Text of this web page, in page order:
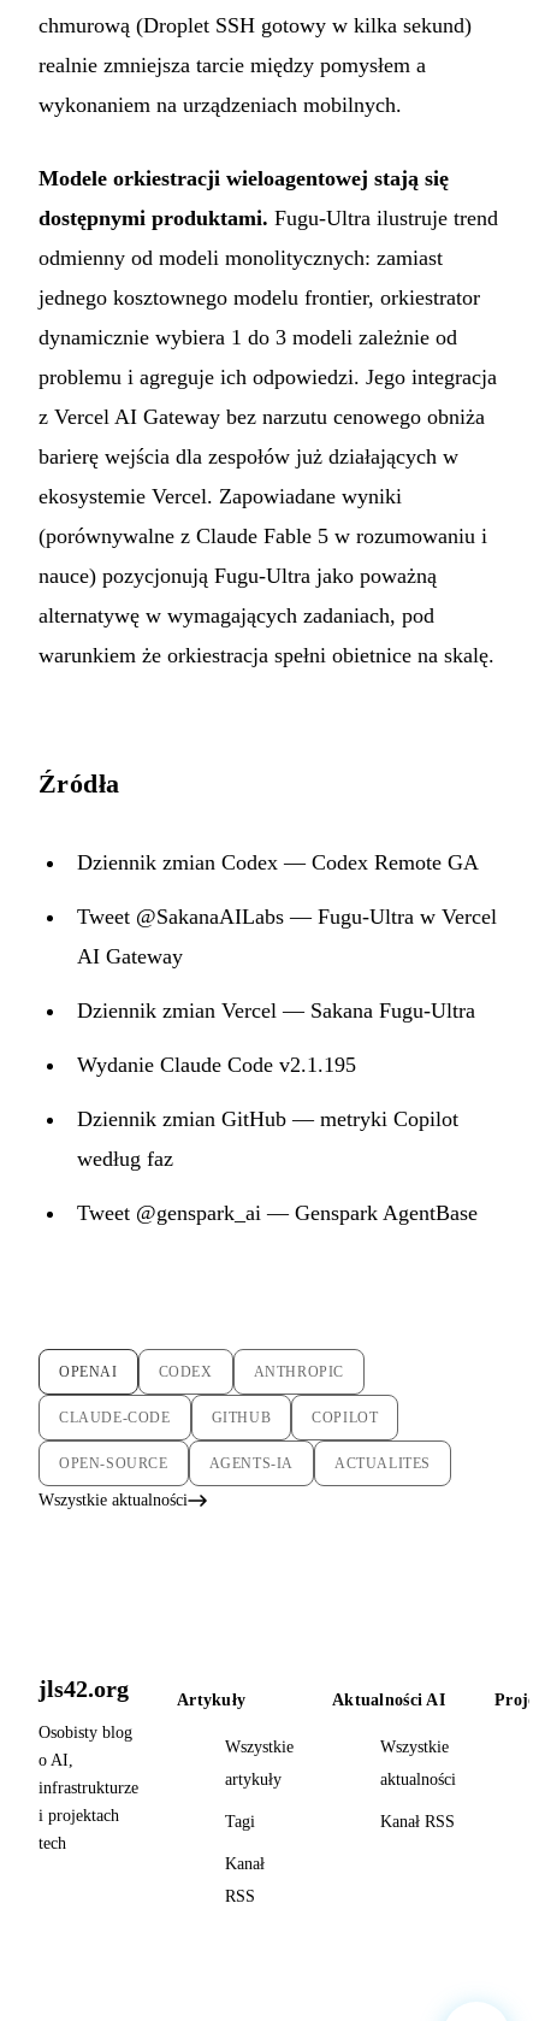
chmurową (Droplet SSH gotowy w kilka sekund)
realnie zmniejsza tarcie między pomysłem a
wykonaniem na urządzeniach mobilnych.
Modele orkiestracji wieloagentowej stają się
dostępnymi produktami. Fugu-Ultra ilustruje trend
odmienny od modeli monolitycznych: zamiast
jednego kosztownego modelu frontier, orkiestrator
dynamicznie wybiera 1 do 3 modeli zależnie od
problemu i agreguje ich odpowiedzi. Jego integracja
z Vercel AI Gateway bez narzutu cenowego obniża
barierę wejścia dla zespołów już działających w
ekosystemie Vercel. Zapowiadane wyniki
(porównywalne z Claude Fable 5 w rozumowaniu i
nauce) pozycjonują Fugu-Ultra jako poważną
alternatywę w wymagających zadaniach, pod
warunkiem że orkiestracja spełni obietnice na skalę.
Źródła
Dziennik zmian Codex — Codex Remote GA
Tweet @SakanaAILabs — Fugu-Ultra w Vercel
AI Gateway
Dziennik zmian Vercel — Sakana Fugu-Ultra
Wydanie Claude Code v2.1.195
Dziennik zmian GitHub — metryki Copilot
według faz
Tweet @genspark_ai — Genspark AgentBase
OPENAI CODEX ANTHROPIC
CLAUDE-CODE GITHUB COPILOT
OPEN-SOURCE AGENTS-IA ACTUALITES
Wszystkie aktualności
jls42.org
Osobisty blog
o AI,
infrastrukturze
i projektach
tech
Artykuły
Wszystkie
artykuły
Tagi
Kanał
RSS
Aktualności AI
Wszystkie
aktualności
Kanał RSS